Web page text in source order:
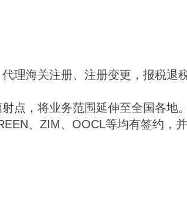
理海关注册、注册变更，报税退
点，将业务范围延伸至全国各地
、ZIM、OOCL等均有签约，